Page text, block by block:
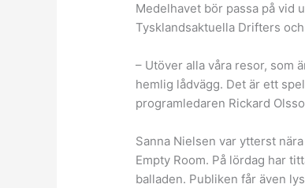
Medelhavet bör passa på vid
Tysklandsaktuella Drifters
– Utöver alla våra resor, som
hemlig lådvägg. Det är ett
programledaren Rickard
Sanna Nielsen var ytterst
Empty Room. På lördag har
balladen. Publiken får även